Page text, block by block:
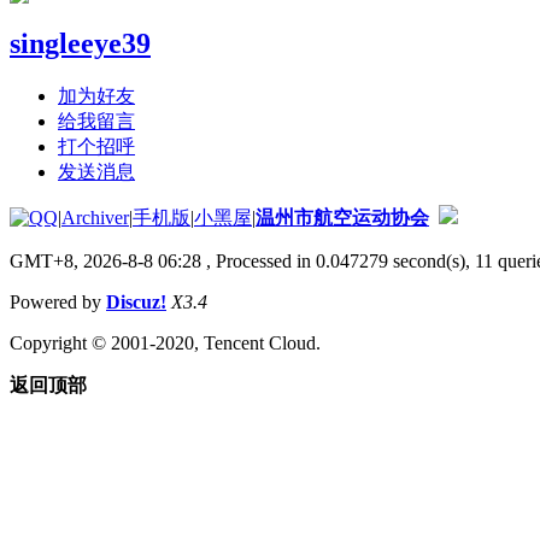
singleeye39
加为好友
给我留言
打个招呼
发送消息
|Archiver|手机版|小黑屋|温州市航空运动协会
GMT+8, 2026-8-8 06:28 , Processed in 0.047279 second(s), 11
Powered by Discuz! X3.4
Copyright © 2001-2020, Tencent Cloud.
返回顶部